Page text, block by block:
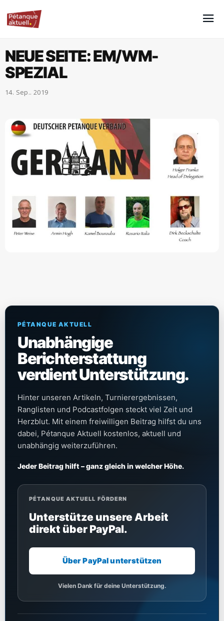
NEUE SEITE: EM/WM-
SPEZIAL
14. Sep.. 2019
PÉTANQUE AKTUELL
Unabhängige
Berichterstattung
verdient Unterstützung.
Hinter unseren Artikeln, Turnierergebnissen,
Ranglisten und Podcastfolgen steckt viel Zeit und
Herzblut. Mit einem freiwilligen Beitrag hilfst du uns
dabei, Pétanque Aktuell kostenlos, aktuell und
unabhängig weiterzuführen.
Jeder Beitrag hilft – ganz gleich in welcher Höhe.
PÉTANQUE AKTUELL FÖRDERN
Unterstütze unsere Arbeit
direkt über PayPal.
Über PayPal unterstützen
Vielen Dank für deine Unterstützung.